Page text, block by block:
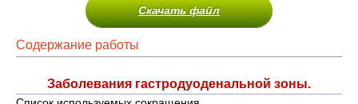
Скачать файл
Содержание работы
Заболевания гастродуоденальной зоны.